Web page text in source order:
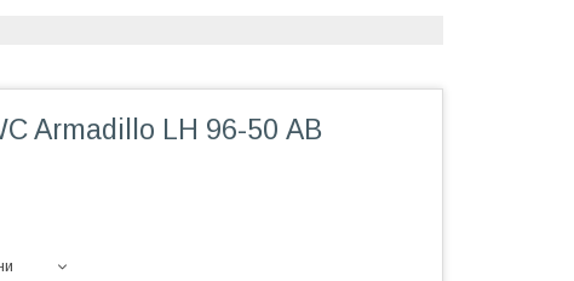
Armadillo LH 96-50 АВ